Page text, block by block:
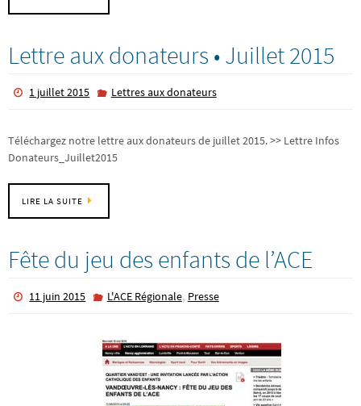
Lettre aux donateurs • Juillet 2015
1 juillet 2015 Lettres aux donateurs
Téléchargez notre lettre aux donateurs de juillet 2015. >> Lettre Infos
Donateurs_Juillet2015
LIRE LA SUITE
Fête du jeu des enfants de l’ACE
11 juin 2015 L'ACE Régionale, Presse